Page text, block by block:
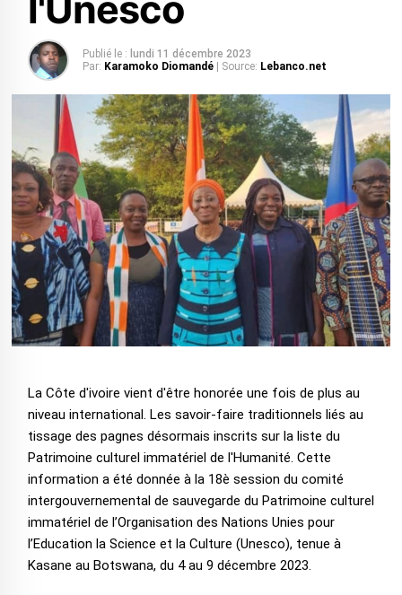
Publié le : lundi 11 décembre 2023
Par: Karamoko Diomandé | Source: Lebanco.net
La Côte d'ivoire vient d'être honorée une fois de plus au
niveau international. Les savoir-faire traditionnels liés au
tissage des pagnes désormais inscrits sur la liste du
Patrimoine culturel immatériel de l'Humanité. Cette
information a été donnée à la 18è session du comité
intergouvernemental de sauvegarde du Patrimoine culturel
immatériel de l’Organisation des Nations Unies pour
l’Education la Science et la Culture (Unesco), tenue à
Kasane au Botswana, du 4 au 9 décembre 2023.